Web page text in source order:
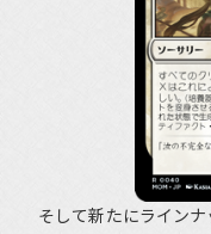
そして新たにライン